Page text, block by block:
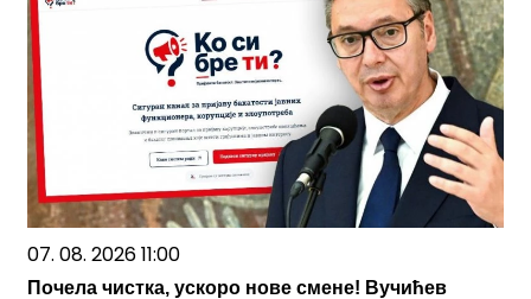
07. 08. 2026 11:00
Почела чистка, ускоро нове смене! Вучићев